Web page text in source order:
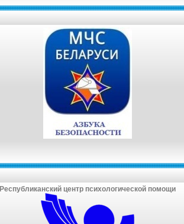
Республиканский центр психологической помощи